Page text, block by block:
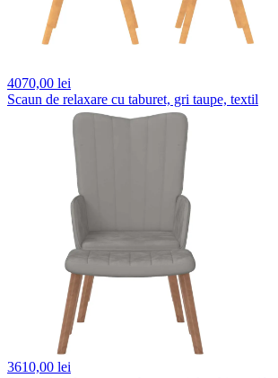
4070,00 lei
Scaun de relaxare cu taburet, gri taupe, textil
3610,00 lei